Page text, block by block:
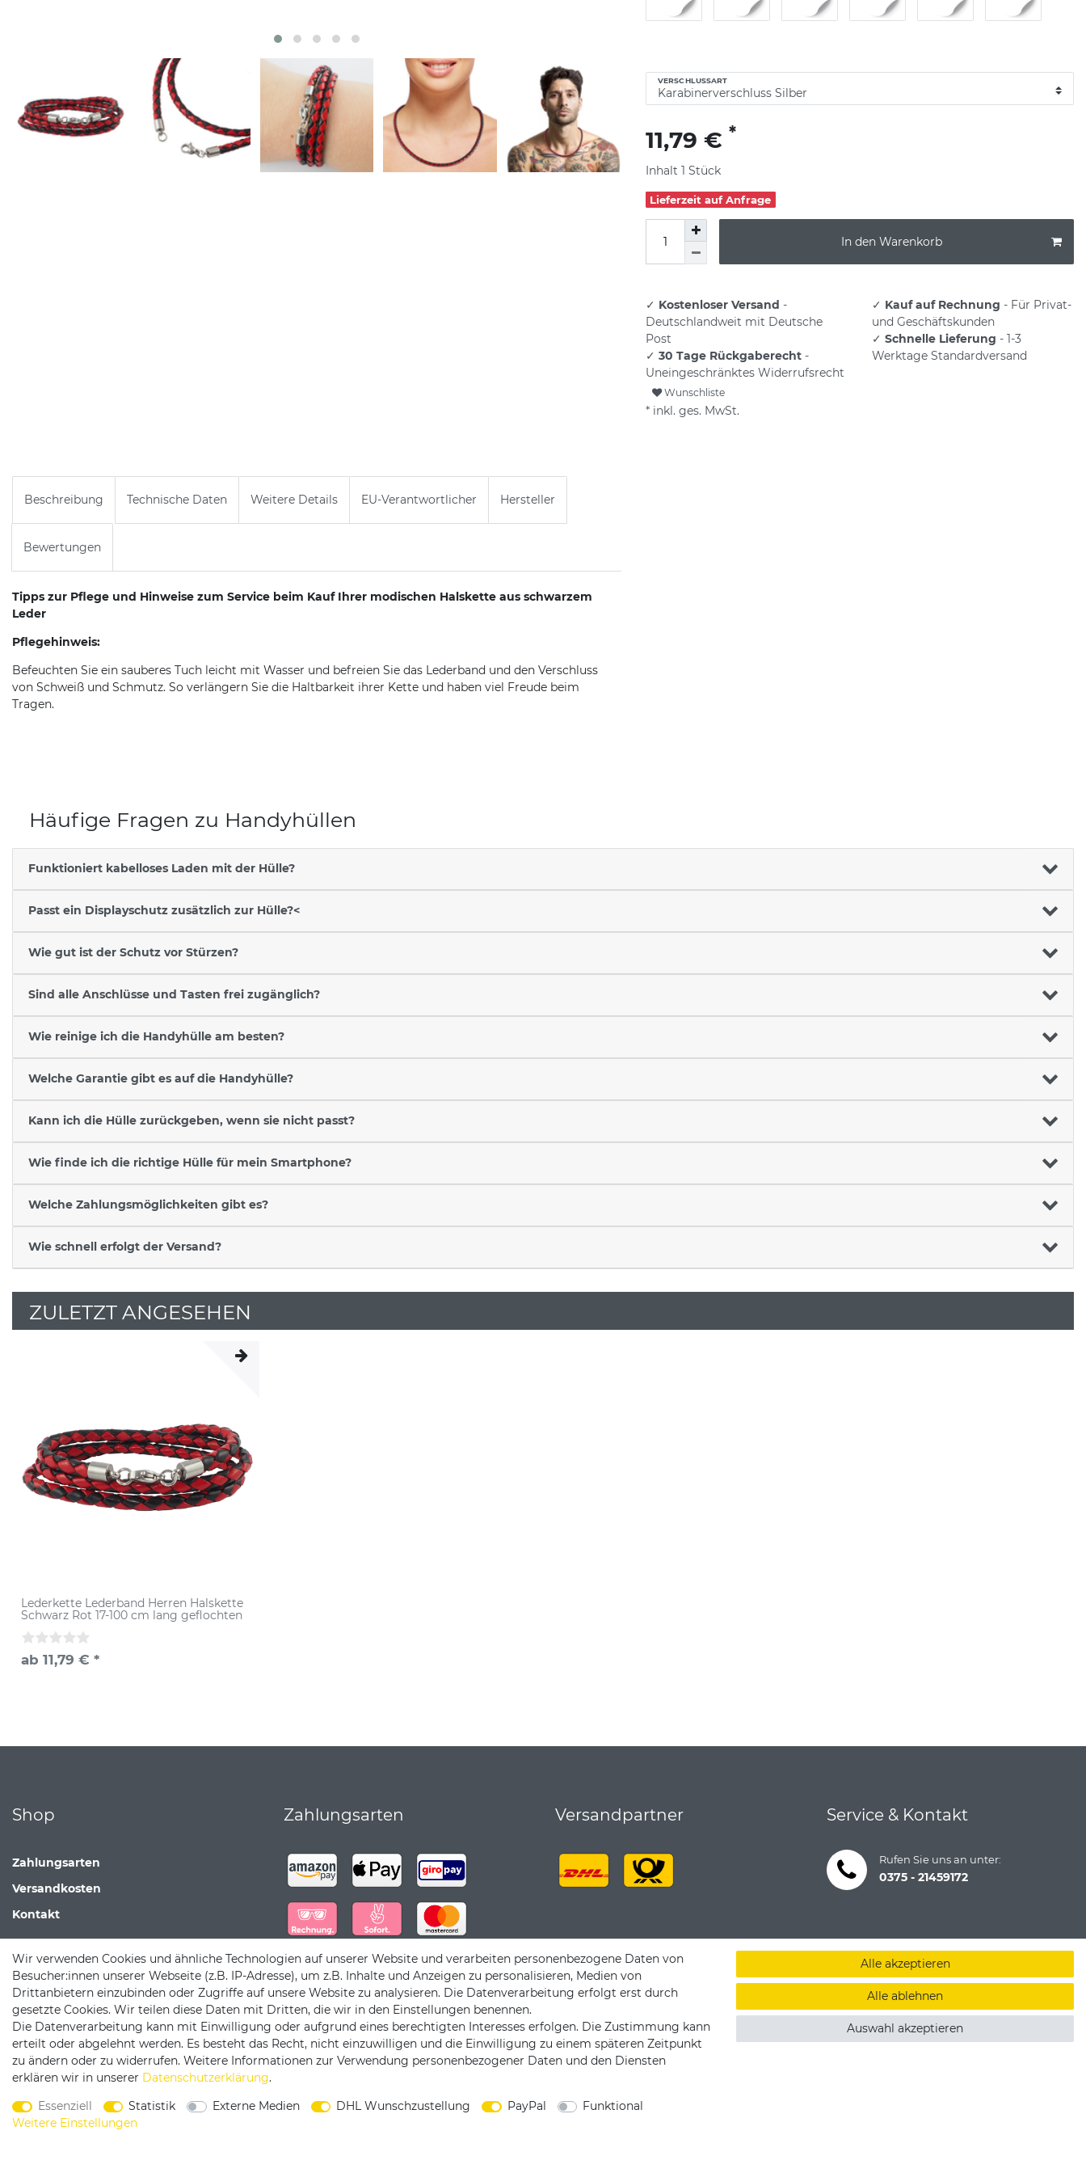
VERSCHLUSSART
11,79 € *
Inhalt 1 Stück
Lieferzeit auf Anfrage
In den Warenkorb
✓ Kostenloser Versand -
Deutschlandweit mit Deutsche
Post
✓ 30 Tage Rückgaberecht -
Uneingeschränktes Widerrufsrecht
✓ Kauf auf Rechnung - Für Privat-
und Geschäftskunden
✓ Schnelle Lieferung - 1-3
Werktage Standardversand
Wunschliste
* inkl. ges. MwSt.
Beschreibung Technische Daten Weitere Details EU-Verantwortlicher Hersteller
Bewertungen
Tipps zur Pflege und Hinweise zum Service beim Kauf Ihrer modischen Halskette aus schwarzem
Leder
Pflegehinweis:
Befeuchten Sie ein sauberes Tuch leicht mit Wasser und befreien Sie das Lederband und den Verschluss
von Schweiß und Schmutz. So verlängern Sie die Haltbarkeit ihrer Kette und haben viel Freude beim
Tragen.
Häufige Fragen zu Handyhüllen
Funktioniert kabelloses Laden mit der Hülle?
Passt ein Displayschutz zusätzlich zur Hülle?<
Wie gut ist der Schutz vor Stürzen?
Sind alle Anschlüsse und Tasten frei zugänglich?
Wie reinige ich die Handyhülle am besten?
Welche Garantie gibt es auf die Handyhülle?
Kann ich die Hülle zurückgeben, wenn sie nicht passt?
Wie finde ich die richtige Hülle für mein Smartphone?
Welche Zahlungsmöglichkeiten gibt es?
Wie schnell erfolgt der Versand?
ZULETZT ANGESEHEN
Lederkette Lederband Herren Halskette
Schwarz Rot 17-100 cm lang geflochten
ab 11,79 € *
Shop
Zahlungsarten
Versandkosten
Kontakt
Zahlungsarten Versandpartner Service & Kontakt
Rufen Sie uns an unter:
0375 - 21459172
Copyright by König Design
Wir verwenden Cookies und ähnliche Technologien auf unserer Website und verarbeiten personenbezogene Daten von
Besucher:innen unserer Webseite (z.B. IP-Adresse), um z.B. Inhalte und Anzeigen zu personalisieren, Medien von
Drittanbietern einzubinden oder Zugriffe auf unsere Website zu analysieren. Die Datenverarbeitung erfolgt erst durch
gesetzte Cookies. Wir teilen diese Daten mit Dritten, die wir in den Einstellungen benennen.
Die Datenverarbeitung kann mit Einwilligung oder aufgrund eines berechtigten Interesses erfolgen. Die Zustimmung kann
erteilt oder abgelehnt werden. Es besteht das Recht, nicht einzuwilligen und die Einwilligung zu einem späteren Zeitpunkt
zu ändern oder zu widerrufen. Weitere Informationen zur Verwendung personenbezogener Daten und den Diensten
erklären wir in unserer Daten­schutz­erklärung.
Essenziell
Statistik Externe Medien DHL Wunschzustellung PayPal
Funktional
Weitere Einstellungen
Alle akzeptieren
Alle ablehnen
Auswahl akzeptieren